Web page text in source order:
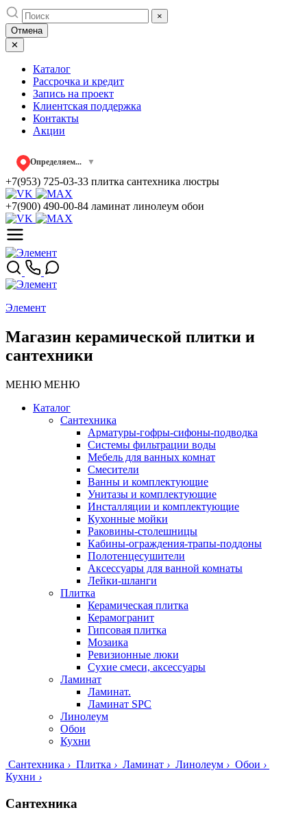
Skip
to
content
×
Отмена
✕
Каталог
Рассрочка и кредит
Запись на проект
Клиентская поддержка
Контакты
Акции
Определяем... ▼
+7(953) 725-03-33 плитка сантехника люстры
+7(900) 490-00-84 ламинат линолеум обои
Элемент
Магазин керамической плитки и
сантехники
МЕНЮ МЕНЮ
Каталог
Сантехника
Арматуры-гофры-сифоны-подводка
Системы фильтрации воды
Мебель для ванных комнат
Смесители
Ванны и комплектующие
Унитазы и комплектующие
Инсталляции и комплектующие
Кухонные мойки
Раковины-столешницы
Кабины-ограждения-трапы-поддоны
Полотенцесушители
Аксессуары для ванной комнаты
Лейки-шланги
Плитка
Керамическая плитка
Керамогранит
Гипсовая плитка
Мозаика
Ревизионные люки
Сухие смеси, аксессуары
Ламинат
Ламинат.
Ламинат SPC
Линолеум
Обои
Кухни
Сантехника › Плитка › Ламинат › Линолеум › Обои ›
Кухни ›
Сантехника